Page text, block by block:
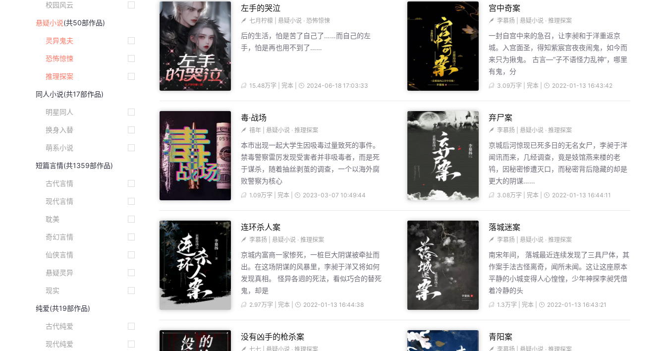
校园风云
悬疑小说(共50部作品)
灵异鬼夫
恐怖惊悚
推理探案
同人小说(共17部作品)
明星同人
换身入替
萌系小说
短篇言情(共1359部作品)
古代言情
现代言情
耽美
奇幻言情
仙侠言情
悬疑灵异
现实
纯爱(共19部作品)
古代纯爱
现代纯爱
左手的哭泣
七月柠檬 悬疑小说 · 恐怖惊悚
后的生活，怕是苦了自己了……而自己的左
手，怕是再也用不到了……
15.48万字 | 完本 | 2024-06-18 17:03:33
宫中奇案
李慕扬 悬疑小说 · 推理探案
一封自宫中来的急召，让李昶和于洋重返京
城。入宫面圣，得知紫宸宫夜夜闹鬼，如今而
来只为揪鬼。 古言—“子不语怪力乱神”，哪里
有鬼，分
3.09万字 | 完本 | 2022-01-13 16:43:42
毒·战场
禧年 悬疑小说 · 推理探案
本市出现一起大学生因吸毒过量致死的事件。
禁毒警察雷厉发现受害者并非吸毒者，而是死
于谋杀，随着抽丝剥茧的调查，一个以海外腐
败警察为核心
1.09万字 | 完本 | 2023-03-07 10:49:44
弃尸案
李慕扬 悬疑小说 · 推理探案
京城后河惊现已死多日的无名女尸，李昶于洋
闻讯而来，几经调查，竟是妓馆燕来楼的老
鸨，因秘密惨遭灭口，而秘密背后隐藏的却是
更大的阴谋……
3.08万字 | 完本 | 2022-01-13 16:44:11
连环杀人案
李慕扬 悬疑小说 · 推理探案
京城内富商一家惨死，一桩巨大阴谋被牵扯而
出。在这场阴谋的风暴里，李昶于洋又将如何
发现真相。 怪异各迥的死法，看似巧合的替死
鬼，却是
2.97万字 | 完本 | 2022-01-13 16:44:38
落城迷案
李慕扬 悬疑小说 · 推理探案
南宋年间， 落城最近连续发现了三具尸体，其
作案手法古怪离奇，闻所未闻。这让这座原本
平静的小城变得人心惶惶，少年神探李昶凭借
着冷静的头
1.3万字 | 完本 | 2022-01-13 16:43:21
没有凶手的枪杀案
七七 悬疑小说 · 推理探案
青阳案
李慕扬 悬疑小说 · 推理探案